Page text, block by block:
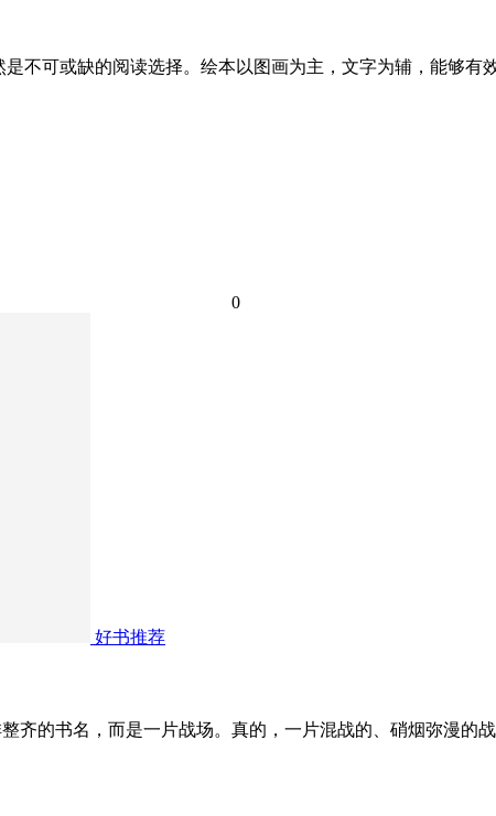
不可或缺的阅读选择。绘本以图画为主，文字为辅，能够
0
好书推荐
齐的书名，而是一片战场。真的，一片混战的、硝烟弥漫的